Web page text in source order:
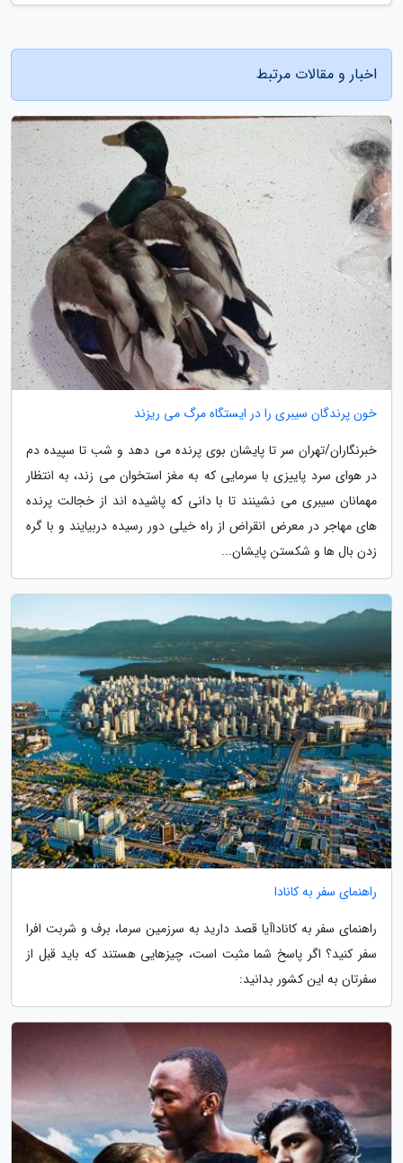
اخبار و مقالات مرتبط
خون پرندگان سیبری را در ایستگاه مرگ می ریزند
خبرنگاران/تهران سر تا پایشان بوی پرنده می دهد و شب تا سپیده دم
در هوای سرد پاییزی با سرمایی که به مغز استخوان می زند، به انتظار
مهمانان سیبری می نشینند تا با دانی که پاشیده اند از خجالت پرنده
های مهاجر در معرض انقراض از راه خیلی دور رسیده دربیایند و با گره
زدن بال ها و شکستن پایشان...
راهنمای سفر به کانادا
راهنمای سفر به کاناداآیا قصد دارید به سرزمین سرما، برف و شربت افرا
سفر کنید؟ اگر پاسخ شما مثبت است، چیزهایی هستند که باید قبل از
سفرتان به این کشور بدانید: